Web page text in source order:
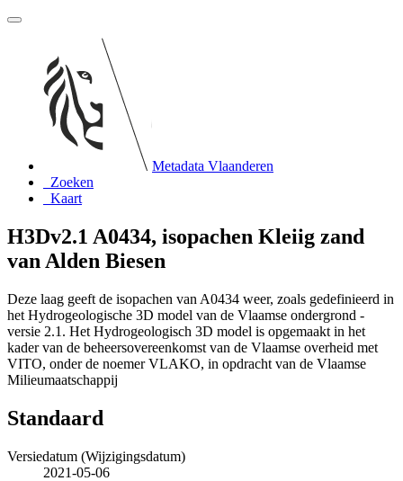
Metadata Vlaanderen
Zoeken
Kaart
H3Dv2.1 A0434, isopachen Kleiig zand
van Alden Biesen
Deze laag geeft de isopachen van A0434 weer, zoals gedefinieerd in
het Hydrogeologische 3D model van de Vlaamse ondergrond -
versie 2.1. Het Hydrogeologisch 3D model is opgemaakt in het
kader van de beheersovereenkomst van de Vlaamse overheid met
VITO, onder de noemer VLAKO, in opdracht van de Vlaamse
Milieumaatschappij
Standaard
Versiedatum (Wijzigingsdatum)
2021-05-06